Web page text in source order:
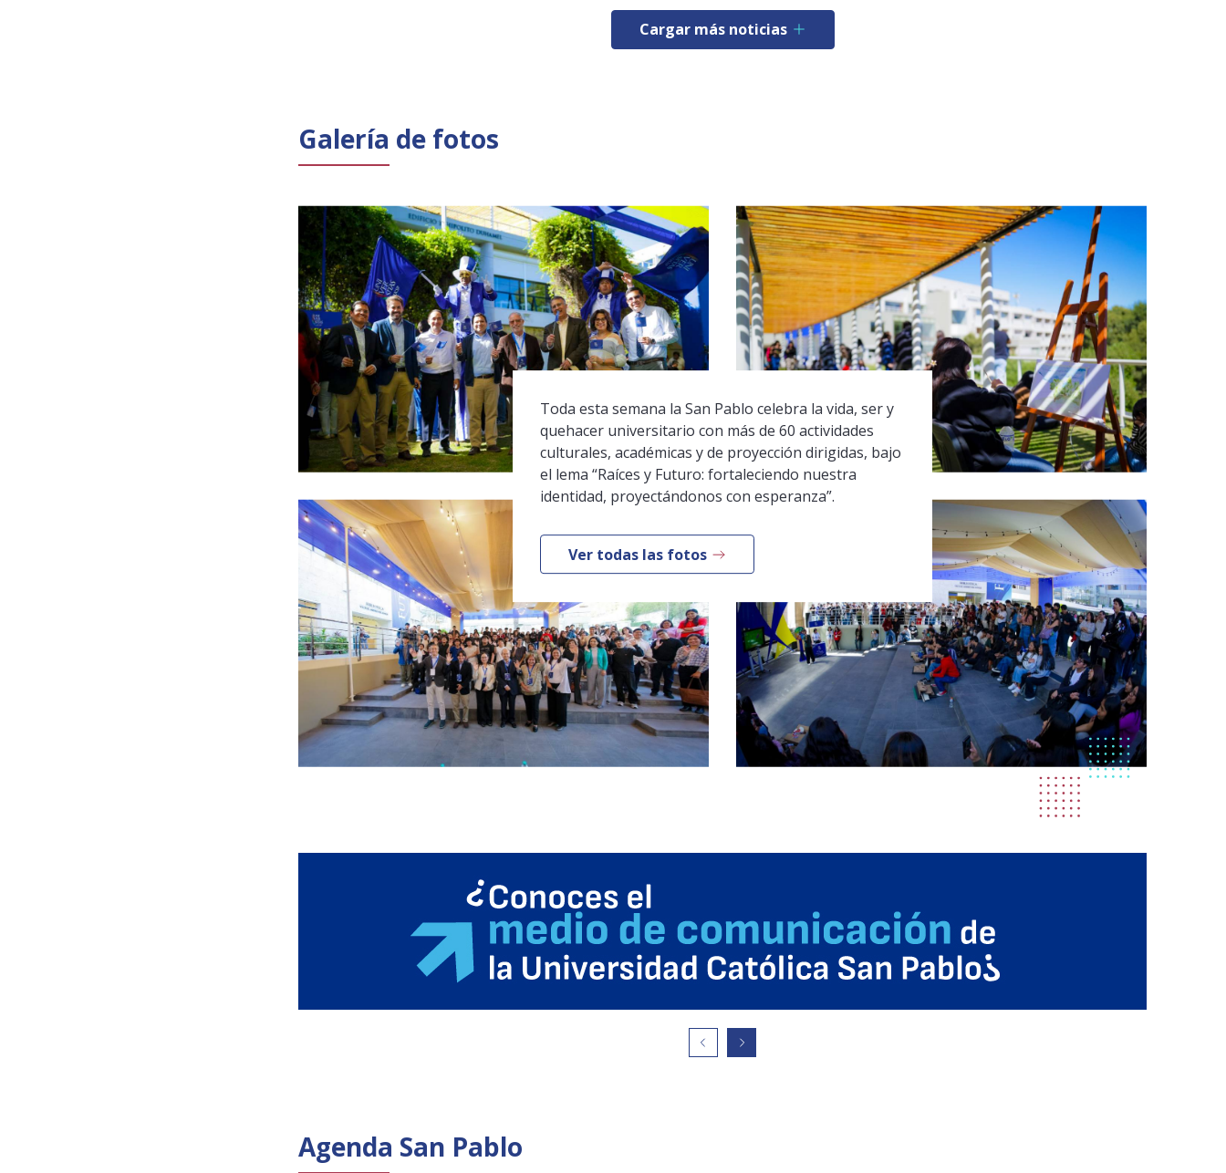
Cargar más noticias
Galería de fotos
Toda esta semana la San Pablo celebra la vida, ser y
quehacer universitario con más de 60 actividades
culturales, académicas y de proyección dirigidas, bajo
el lema “Raíces y Futuro: fortaleciendo nuestra
identidad, proyectándonos con esperanza”.
Ver todas las fotos
Agenda San Pablo